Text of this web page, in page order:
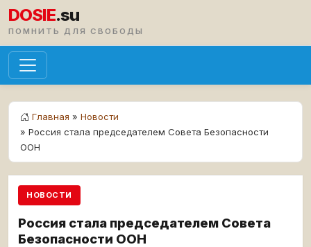
DOSIE.su
ПОМНИТЬ ДЛЯ СВОБОДЫ
Главная » Новости
» Россия стала председателем Совета Безопасности
ООН
НОВОСТИ
Россия стала председателем Совета
Безопасности ООН